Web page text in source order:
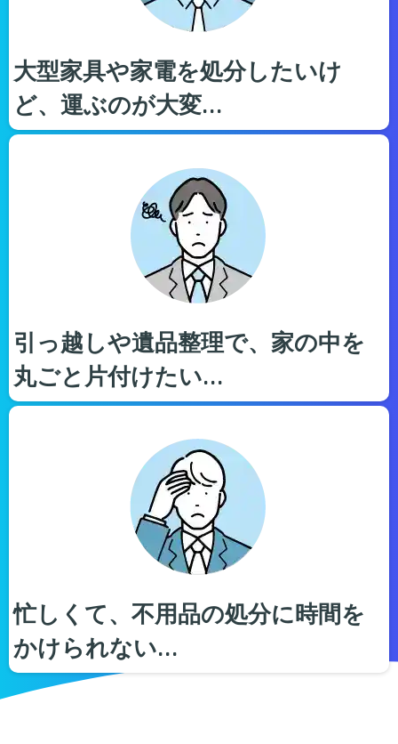
大型家具や家電を処分したいけ
ど、運ぶのが大変…
引っ越しや遺品整理で、家の中を
丸ごと片付けたい…
忙しくて、不用品の処分に時間を
かけられない…